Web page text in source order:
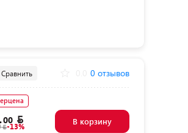
Сравнить 0 отзывов
00
-13% В корзину